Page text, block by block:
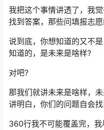
我把这个事情讲透了，我
找到答案，那些问填报志愿
说到底，你想知道的又不
知道的，是未来是啥样?
对吧?
那我们就讲未来是啥样，
讲明白，你们的问题自会找
360行我不可能覆盖完，